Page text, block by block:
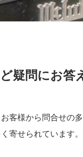
疑問にお答
客様から問合せの
寄せられています。